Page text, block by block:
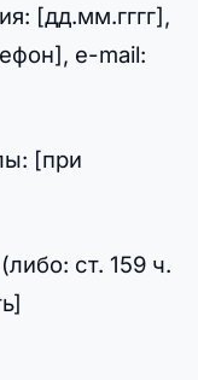
[дд.мм.гггг],
e-mail:
[при
ст. 159 ч.